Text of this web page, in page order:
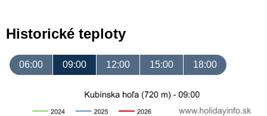
Historické teploty
06:00 09:00 12:00 15:00 18:00